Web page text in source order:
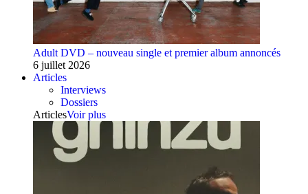
Adult DVD – nouveau single et premier album annoncés
6 juillet 2026
Articles
Interviews
Dossiers
ArticlesVoir plus